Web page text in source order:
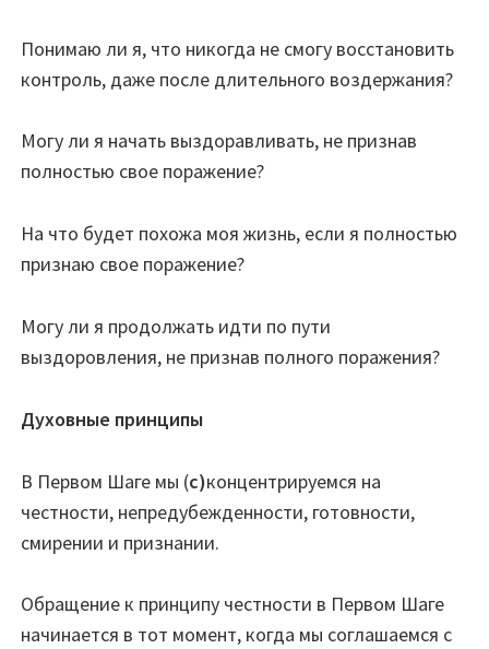
Понимаю ли я, что никогда не смогу восстановить
контроль, даже после длительного воздержания?
Могу ли я начать выздоравливать, не признав
полностью свое поражение?
На что будет похожа моя жизнь, если я полностью
признаю свое поражение?
Могу ли я продолжать идти по пути
выздоровления, не признав полного поражения?
Духовные принципы
В Первом Шаге мы (с)концентрируемся на
честности, непредубежденности, готовности,
смирении и признании.
Обращение к принципу честности в Первом Шаге
начинается в тот момент, когда мы соглашаемся с